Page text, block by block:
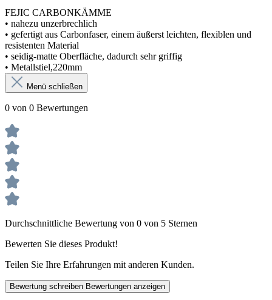
FEJIC CARBONKÄMME
• nahezu unzerbrechlich
• gefertigt aus Carbonfaser, einem äußerst leichten, flexiblen und
resistenten Material
• seidig-matte Oberfläche, dadurch sehr griffig
• Metallstiel,220mm
Menü schließen
0 von 0 Bewertungen
Durchschnittliche Bewertung von 0 von 5 Sternen
Bewerten Sie dieses Produkt!
Teilen Sie Ihre Erfahrungen mit anderen Kunden.
Bewertung schreiben Bewertungen anzeigen